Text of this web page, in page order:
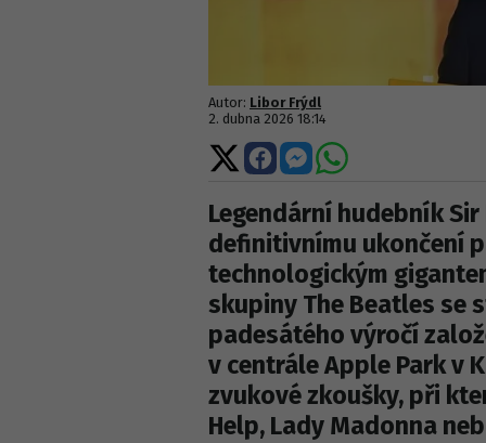
Autor: Libor Frýdl
2. dubna 2026 18:14
Sdílet
na
Sdílet
na
Sdílet
na
Sdílet
Legendární hudebník
definitivnímu ukončení
technologickým
skupiny The Beatles se
padesátého výročí
v centrále Apple Park v
zvukové zkoušky, při
Help, Lady Madonna